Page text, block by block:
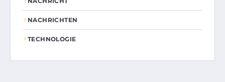
NACHRICHTEN
TECHNOLOGIE